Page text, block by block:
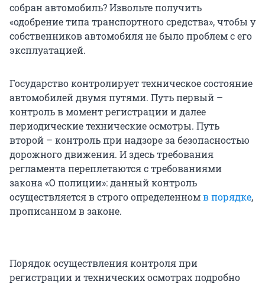
собран автомобиль? Извольте получить
«одобрение типа транспортного средства», чтобы у
собственников автомобиля не было проблем с его
эксплуатацией.
Государство контролирует техническое состояние
автомобилей двумя путями. Путь первый –
контроль в момент регистрации и далее
периодические технические осмотры. Путь
второй – контроль при надзоре за безопасностью
дорожного движения. И здесь требования
регламента переплетаются с требованиями
закона «О полиции»: данный контроль
осуществляется в строго определенномв порядке,
прописанном в законе.
Порядок осуществления контроля при
регистрации и технических осмотрах подробно